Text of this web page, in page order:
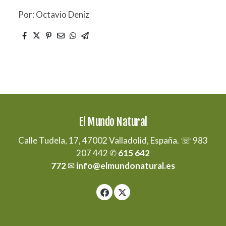
Por: Octavio Deniz
El Mundo Natural
Calle Tudela, 17, 47002 Valladolid, España. ☏ 983
207 442 ✆615 642
772✉info@elmundonatural.es